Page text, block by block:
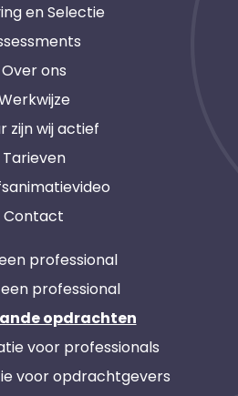
en Selectie
Over ons
zijn wij actief
Tarieven
Contact
professional
professional
opdrachten
voor professionals
voor opdrachtgevers